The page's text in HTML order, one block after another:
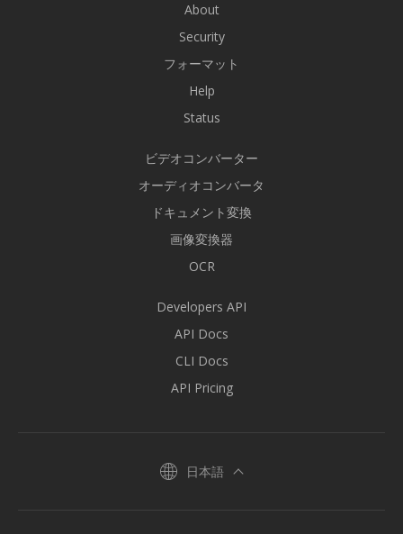
About
Security
フォーマット
Help
Status
ビデオコンバーター
オーディオコンバータ
ドキュメント変換
画像変換器
OCR
Developers API
API Docs
CLI Docs
API Pricing
日本語